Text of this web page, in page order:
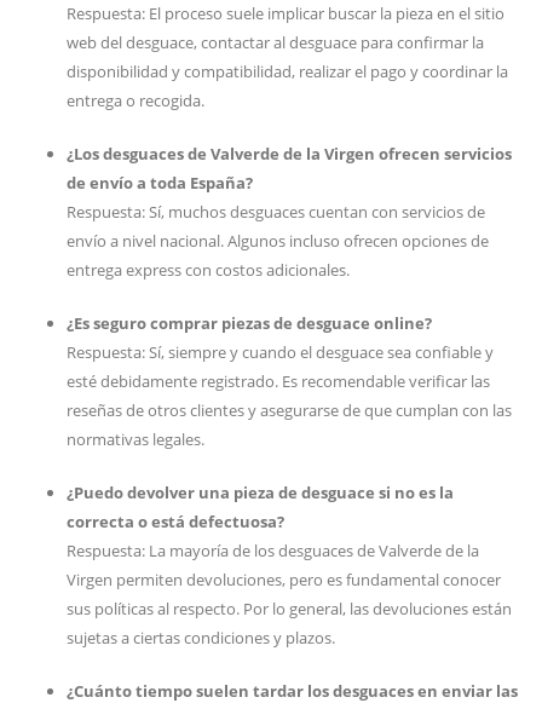
Respuesta: El proceso suele implicar buscar la pieza en el sitio
web del desguace, contactar al desguace para confirmar la
disponibilidad y compatibilidad, realizar el pago y coordinar la
entrega o recogida.
¿Los desguaces de Valverde de la Virgen ofrecen servicios
de envío a toda España?
Respuesta: Sí, muchos desguaces cuentan con servicios de
envío a nivel nacional. Algunos incluso ofrecen opciones de
entrega express con costos adicionales.
¿Es seguro comprar piezas de desguace online?
Respuesta: Sí, siempre y cuando el desguace sea confiable y
esté debidamente registrado. Es recomendable verificar las
reseñas de otros clientes y asegurarse de que cumplan con las
normativas legales.
¿Puedo devolver una pieza de desguace si no es la
correcta o está defectuosa?
Respuesta: La mayoría de los desguaces de Valverde de la
Virgen permiten devoluciones, pero es fundamental conocer
sus políticas al respecto. Por lo general, las devoluciones están
sujetas a ciertas condiciones y plazos.
¿Cuánto tiempo suelen tardar los desguaces en enviar las